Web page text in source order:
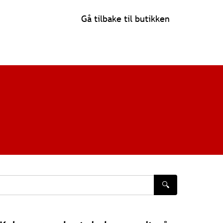
Gå tilbake til butikken
🔍